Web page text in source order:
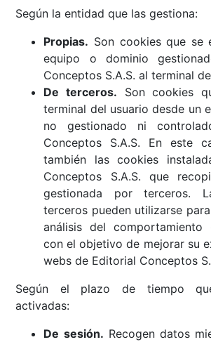
Según la entidad que las gestiona:
Propias. Son cookies que se
equipo o dominio
Conceptos S.A.S. al terminal
De terceros. Son cookies
terminal del usuario desde un
no gestionado ni
Conceptos S.A.S. En este
también las cookies
Conceptos S.A.S. que
gestionada por terceros.
terceros pueden utilizarse
análisis del comportamiento
con el objetivo de mejorar su
webs de Editorial Conceptos
Según el plazo de tiempo
activadas:
De sesión. Recogen datos